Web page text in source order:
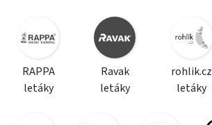
RAPPA
letáky
Ravak
letáky
rohlik.cz
letáky